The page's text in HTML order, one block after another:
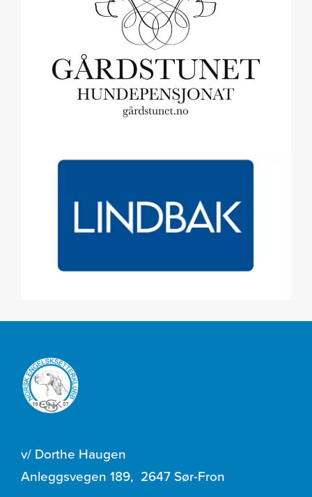
v/ Dorthe Haugen
Anleggsvegen 189, 2647 Sør-Fron